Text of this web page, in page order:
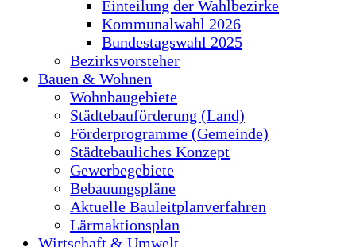
Einteilung der Wahlbezirke
Kommunalwahl 2026
Bundestagswahl 2025
Bezirksvorsteher
Bauen & Wohnen
Wohnbaugebiete
Städtebauförderung (Land)
Förderprogramme (Gemeinde)
Städtebauliches Konzept
Gewerbegebiete
Bebauungspläne
Aktuelle Bauleitplanverfahren
Lärmaktionsplan
Wirtschaft & Umwelt